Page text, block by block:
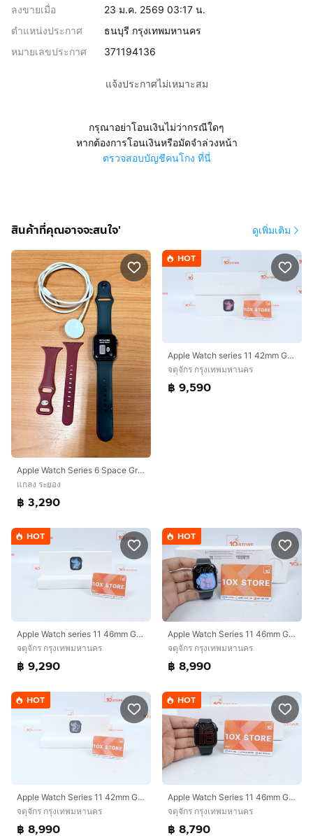
ลงขายเมื่อ
23 ม.ค. 2569 03:17 น.
ตำแหน่งประกาศ
ธนบุรี กรุงเทพมหานคร
หมายเลขประกาศ
371194136
แจ้งประกาศไม่เหมาะสม
กรุณาอย่าโอนเงินไม่ว่ากรณีใดๆ
หากต้องการโอนเงินหรือมัดจำล่วงหน้า
ตรวจสอบบัญชีคนโกง ที่นี่
สินค้าที่คุณอาจจะสนใจ' ดูเพิ่มเติม
Apple Watch Series 6 Space Gray Aluminum Case Black Sport Band มือ 2 ขายตามสภาพ
แกลง ระยอง
฿ 3,290
HOT
Apple Watch series 11 42mm GPS มือ1
จตุจักร กรุงเทพมหานคร
฿ 9,590
HOT
Apple Watch series 11 46mm GPS มือ1
จตุจักร กรุงเทพมหานคร
฿ 9,290
HOT
Apple Watch Series 11 46mm GPS
จตุจักร กรุงเทพมหานคร
฿ 8,990
HOT
Apple Watch Series 11 42mm GPS มือ 1
จตุจักร กรุงเทพมหานคร
฿ 8,990
HOT
Apple Watch Series 11 46mm GPS
จตุจักร กรุงเทพมหานคร
฿ 8,790